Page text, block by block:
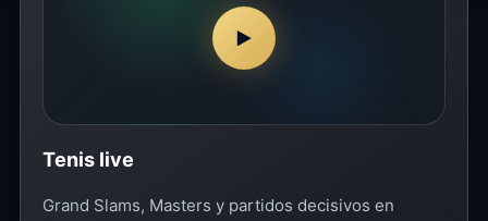
▶
Tenis live
Grand Slams, Masters y partidos decisivos en